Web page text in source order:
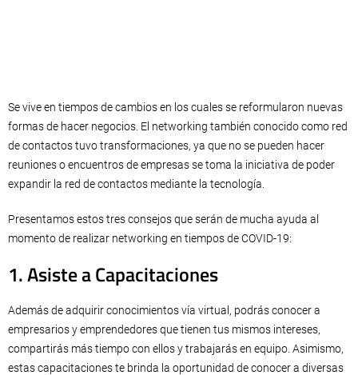
Se vive en tiempos de cambios en los cuales se reformularon nuevas
formas de hacer negocios. El networking también conocido como red
de contactos tuvo transformaciones, ya que no se pueden hacer
reuniones o encuentros de empresas se toma la iniciativa de poder
expandir la red de contactos mediante la tecnología.
Presentamos estos tres consejos que serán de mucha ayuda al
momento de realizar networking en tiempos de COVID-19:
1. Asiste a Capacitaciones
Además de adquirir conocimientos vía virtual, podrás conocer a
empresarios y emprendedores que tienen tus mismos intereses,
compartirás más tiempo con ellos y trabajarás en equipo. Asimismo,
estas capacitaciones te brinda la oportunidad de conocer a diversas